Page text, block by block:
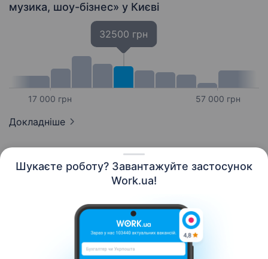
Шукаєте роботу? Завантажуйте застосунок
Work.ua!
музика, шоу-бізнес» у Києві
17 000 грн
32500 грн
57 000 грн
Докладніше